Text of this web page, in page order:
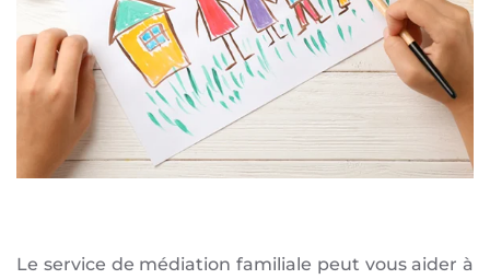
Le service de médiation familiale peut vous aider à